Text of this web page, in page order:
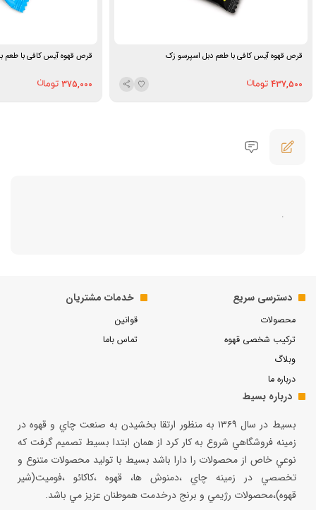
قرص قهوه آیس کافی با طعم دبل اسپرسو زک
437,500
قرص قهوه آیس کافی با طعم
375,000
.
دسترسی سریع
محصولات
ترکیب شخصی قهوه
وبلاگ
درباره ما
خدمات مشتریان
قوانین
تماس باما
درباره بسیط
بسيط در سال ۱۳۶۹ به منظور ارتقا بخشيدن به صنعت چاي و قهوه در
زمينه فروشگاهي شروع به كار كرد از همان ابتدا بسيط تصميم گرفت كه
نوعي خاص از محصولات را دارا باشد بسيط با توليد محصولات متنوع و
تخصصي در زمينه چاي ،دمنوش ها، قهوه ،كاكائو ،فوميت(شير
قهوه)،محصولات رژيمي و برنج درخدمت هموطنان عزيز مي باشد.